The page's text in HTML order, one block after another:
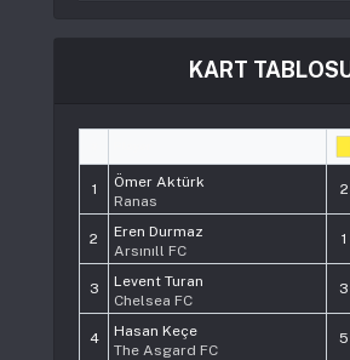
KART
1
Ömer Aktürk
Ranas
2
2
Eren Durmaz
Arsınıll FC
1
3
Levent Turan
Chelsea FC
3
4
Hasan Keçe
The Asgard FC
5